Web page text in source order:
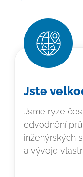
Jste
Jsme ryze
odvodnění
inženýrských
a vývoje